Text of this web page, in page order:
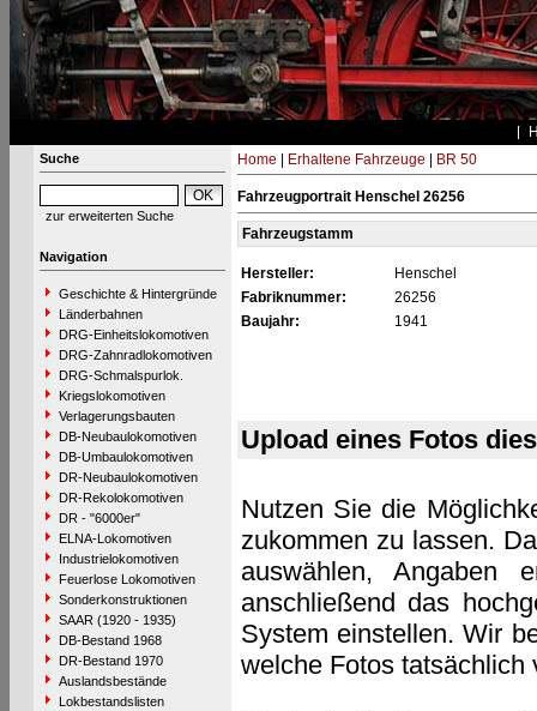
Suche
zur erweiterten Suche
Navigation
Geschichte & Hintergründe
Länderbahnen
DRG-Einheitslokomotiven
DRG-Zahnradlokomotiven
DRG-Schmalspurlok.
Kriegslokomotiven
Verlagerungsbauten
DB-Neubaulokomotiven
DB-Umbaulokomotiven
DR-Neubaulokomotiven
DR-Rekolokomotiven
DR - "6000er"
ELNA-Lokomotiven
Industrielokomotiven
Feuerlose Lokomotiven
Sonderkonstruktionen
SAAR (1920 - 1935)
DB-Bestand 1968
DR-Bestand 1970
Auslandsbestände
Lokbestandslisten
Home Erhaltene Fahrzeuge BR 50
Fahrzeugportrait Henschel 26256
Fahrzeugstamm
Hersteller:
Henschel
Fabriknummer:
26256
Baujahr:
1941
Upload eines Fotos
Nutzen Sie die
zukommen zu lassen.
auswählen, Angaben
anschließend das
System einstellen. Wir
welche Fotos tatsächlich